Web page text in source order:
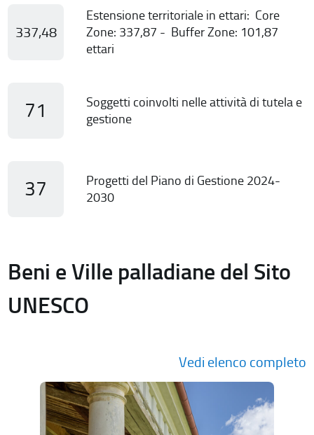
337,48
Estensione territoriale in ettari: Core
Zone: 337,87 - Buffer Zone: 101,87
ettari
71
Soggetti coinvolti nelle attività di tutela e
gestione
37
Progetti del Piano di Gestione 2024-
2030
Beni e Ville palladiane del Sito
UNESCO
Vedi elenco completo